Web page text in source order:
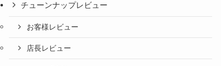
チューンナップレビュー
お客様レビュー
店長レビュー